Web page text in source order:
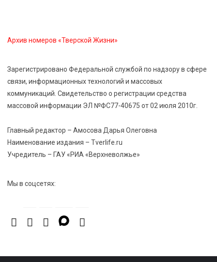
5 Авг 2026 14:44 250
5 Авг 2026 14:32 386
Топ-4 направлений: какие специальности стали
самыми популярными у абитуриентов в 2026 году
5 Авг 2026 14:02 1126
В Введенской церкви Торжка завершился важный
этап реставрации
Архив номеров «Тверской Жизни»
Зарегистрировано Федеральной службой по надзору в сфере
связи, информационных технологий и массовых
коммуникаций. Свидетельство о регистрации средства
массовой информации ЭЛ №ФС77-40675 от 02 июля 2010г.
Главный редактор – Амосова Дарья Олеговна
Наименование издания – Tverlife.ru
Учредитель – ГАУ «РИА «Верхневолжье»
Мы в соцсетях: